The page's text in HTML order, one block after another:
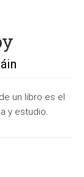
un libro es el
y estudio.